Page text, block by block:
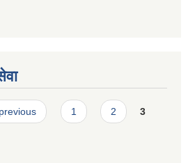
1 2 3